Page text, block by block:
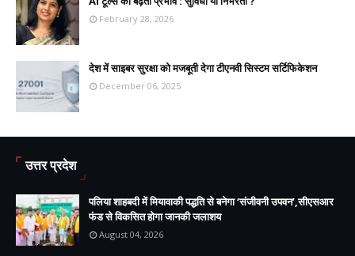
February 28, 2026
देश में साइबर सुरक्षा को मजबूती देगा टीएनवी सिस्टम सर्टिफिकेशन
December 06, 2025
उत्तर प्रदेश
पलिया शाहबदी में मियावाकी पद्धति से बनेगा ‘संजीवनी उपवन’,सीएसआर
फंड से विकसित होगा जानकी जलाशय
August 04, 2026